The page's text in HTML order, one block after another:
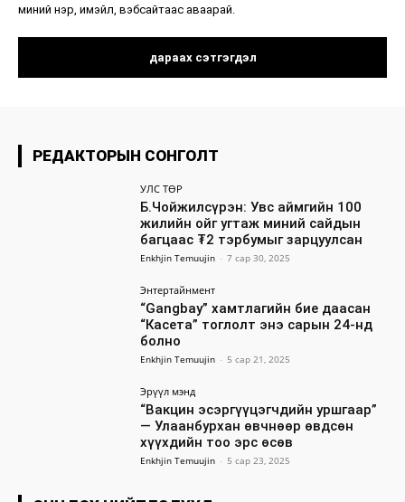
миний нэр, имэйл, вэбсайтаас аваарай.
РЕДАКТОРЫН СОНГОЛТ
УЛС ТӨР
Б.Чойжилсүрэн: Увс аймгийн 100
жилийн ойг угтаж миний сайдын
багцаас ₮2 тэрбумыг зарцуулсан
Enkhjin Temuujin - 7 сар 30, 2025
Энтертайнмент
“Gangbay” хамтлагийн бие даасан
“Касета” тоглолт энэ сарын 24-нд
болно
Enkhjin Temuujin - 5 сар 21, 2025
Эрүүл мэнд
“Вакцин эсэргүүцэгчдийн уршгаар”
— Улаанбурхан өвчнөөр өвдсөн
хүүхдийн тоо эрс өсөв
Enkhjin Temuujin - 5 сар 23, 2025